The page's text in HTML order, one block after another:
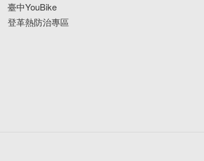
臺中YouBike
登革熱防治專區